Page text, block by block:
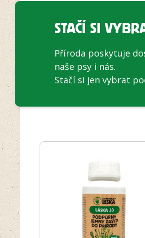
STAČÍ SI
Příroda poskytuje
naše psy i nás.
Stačí si jen vybrat